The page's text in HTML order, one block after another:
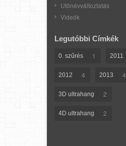
Utónévváltoztatás
Videók
Legutóbbi Címkék
0. szűrés 1 2011
2012 4 2013 4
3D ultrahang 2
4D ultrahang 2